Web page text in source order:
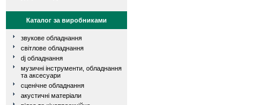
Каталог за виробниками
звукове обладнання
світлове обладнання
dj обладнання
музичні інструменти, обладнання
та аксесуари
сценічне обладнання
акустичні матеріали